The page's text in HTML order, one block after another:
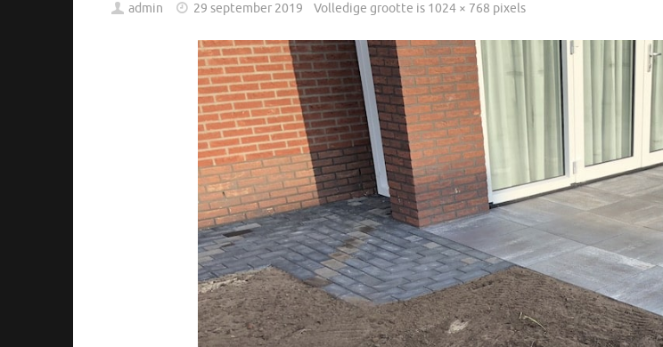
admin 29 september 2019 Volledige grootte is 1024 × 768 pixels